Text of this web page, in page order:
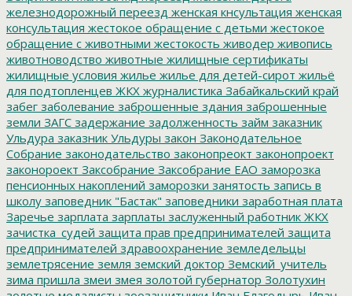
железнодорожный переезд женская кнсультация женская
консультация жестокое обращение с детьми жестокое
обращение с животными жестокость живодер живопись
животноводство животные жилищные сертификаты
жилищные условия жилье жилье для детей-сирот жильё
для подтопленцев ЖКХ журналистика Забайкальский край
забег заболевание заброшенные здания заброшенные
земли ЗАГС задержание задолженность займ заказник
Ульдура заказник Ульдуры закон Законодательное
Собрание законодательство законопреокт законопроект
законороект Заксобрание Заксобрание ЕАО заморозка
пенсионных накоплений заморозки занятость запись в
школу заповедник "Бастак" заповедники заработная плата
Заречье зарплата зарплаты заслуженный работник ЖКХ
зачистка_судей защита прав предпринимателей защита
предпринимателей здравоохранение земледельцы
землетрясение земля земский доктор Земский_учитель
зима пришла змеи змея золотой губернатор Золотухин